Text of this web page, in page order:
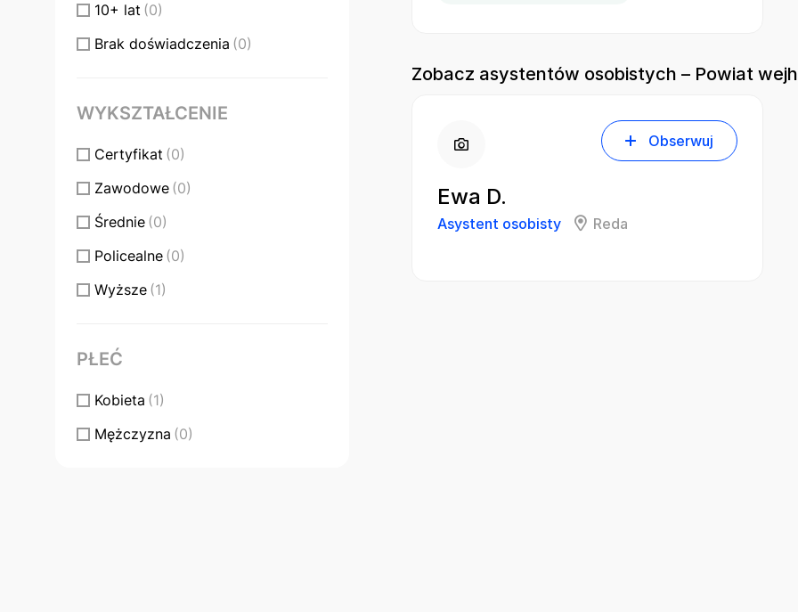
10+ lat (0)
Brak doświadczenia (0)
WYKSZTAŁCENIE
Certyfikat (0)
Zawodowe (0)
Średnie (0)
Policealne (0)
Wyższe (1)
PŁEĆ
Kobieta (1)
Mężczyzna (0)
Zobacz asystentów osobistych – Powiat
Obserwuj
Ewa D.
Asystent osobisty Reda